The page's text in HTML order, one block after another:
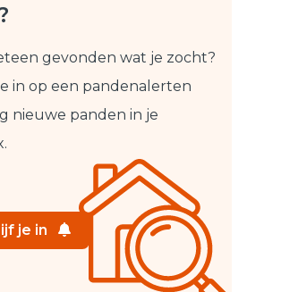
gevonden wat je zocht?
in op een pandenalerten
nieuwe panden in je
je in